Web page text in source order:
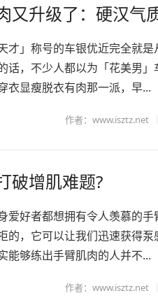
又升级了：硬汉气
才」称号的车银优近完全就是
话，不少人都以为「花美男
衣显瘦脱衣有肉那一派，早...
作者：www.isztz.net
破增肌难题?
爱好者都想拥有令人羡慕的
的，它可以让我们迅速获得
能够练出手臂肌肉的人并不...
作者：www.isztz.net